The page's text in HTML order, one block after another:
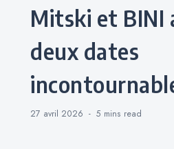
Mitski et BINI
deux dates
27 avril 2026 5 mins read